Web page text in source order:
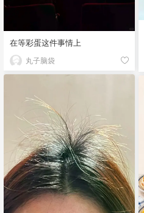
在等彩蛋这件事情上
丸子脑袋